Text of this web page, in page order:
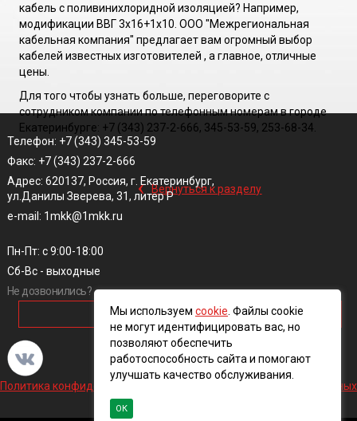
кабель с поливинихлоридной изоляцией? Например,
модификации ВВГ 3х16+1х10. ООО "Межрегиональная
кабельная компания" предлагает вам огромный выбор
кабелей известных изготовителей , а главное, отличные
цены.
Для того чтобы узнать больше, переговорите с
сотрудником компании по телефонным номерам в городе
Екатеринбурге: +7 (343) 237-2-666, 345-53-59, 253-68-34.
‹ Вернуться к разделу
Телефон: +7 (343) 345-53-59
Факс: +7 (343) 237-2-666
Адрес: 620137, Россия, г. Екатеринбург,
ул.Данилы Зверева, 31, литер Р
e-mail: 1mkk@1mkk.ru
Пн-Пт: с 9:00-18:00
Сб-Вс - выходные
Не дозвонились?
ОБРАТНЫЙ ЗВОНОК
Политика конфиденциальности и обработки персональных данных
Мы используем cookie . Файлы cookie
не могут идентифицировать вас, но
позволяют обеспечить
работоспособность сайта и помогают
улучшать качество обслуживания.
ОК